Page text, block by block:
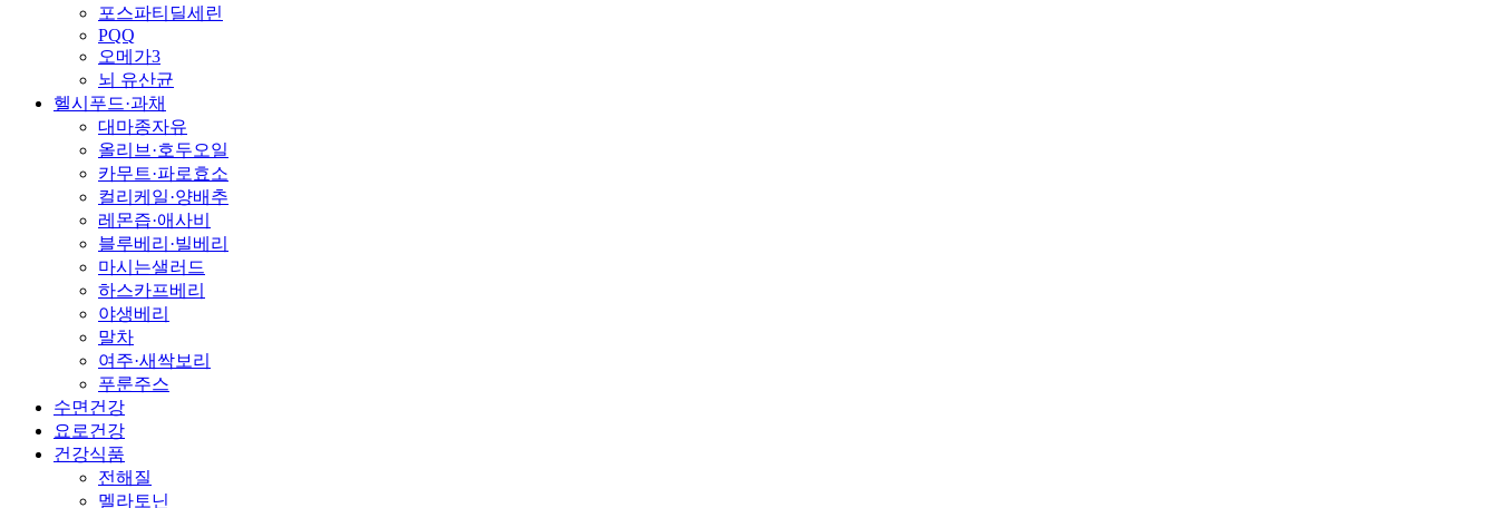
포스파티딜세린
PQQ
오메가3
뇌 유산균
헬시푸드·과채
대마종자유
올리브·호두오일
카무트·파로효소
컬리케일·양배추
레몬즙·애사비
블루베리·빌베리
마시는샐러드
하스카프베리
야생베리
말차
여주·새싹보리
푸룬주스
수면건강
요로건강
건강식품
전해질
멜라토닌